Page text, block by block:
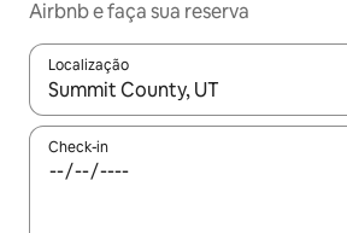
Airbnb e faça sua reserva
Localização
Quando os resultados estiverem
Check-in